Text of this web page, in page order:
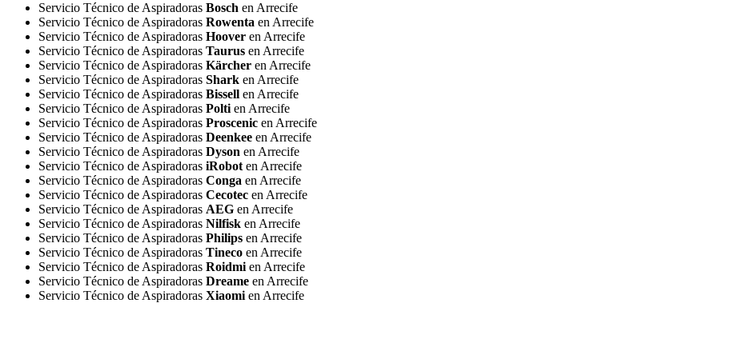
Servicio Técnico de Aspiradoras Bosch en Arrecife
Servicio Técnico de Aspiradoras Rowenta en Arrecife
Servicio Técnico de Aspiradoras Hoover en Arrecife
Servicio Técnico de Aspiradoras Taurus en Arrecife
Servicio Técnico de Aspiradoras Kärcher en Arrecife
Servicio Técnico de Aspiradoras Shark en Arrecife
Servicio Técnico de Aspiradoras Bissell en Arrecife
Servicio Técnico de Aspiradoras Polti en Arrecife
Servicio Técnico de Aspiradoras Proscenic en Arrecife
Servicio Técnico de Aspiradoras Deenkee en Arrecife
Servicio Técnico de Aspiradoras Dyson en Arrecife
Servicio Técnico de Aspiradoras iRobot en Arrecife
Servicio Técnico de Aspiradoras Conga en Arrecife
Servicio Técnico de Aspiradoras Cecotec en Arrecife
Servicio Técnico de Aspiradoras AEG en Arrecife
Servicio Técnico de Aspiradoras Nilfisk en Arrecife
Servicio Técnico de Aspiradoras Philips en Arrecife
Servicio Técnico de Aspiradoras Tineco en Arrecife
Servicio Técnico de Aspiradoras Roidmi en Arrecife
Servicio Técnico de Aspiradoras Dreame en Arrecife
Servicio Técnico de Aspiradoras Xiaomi en Arrecife